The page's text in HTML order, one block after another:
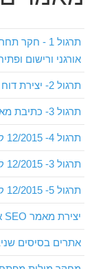
תרגול 1 -
אורגני ורישום
תרגול 2- יצירת דוח מחקר מילות מפתח
תרגול 3- כתיבת מאמר עבור קידום אתרים אורגני בגוגל
תרגול 4- 12/2015 קורס לימוד קידום אתרים אורגני וממומן
תרגול 3- 12/2015 קורס לימוד קידום אתרים אורגני וממומן
תרגול 5- 12/2015 קורס לימוד קידום אתרים אורגני וממומן
יצירת מאמר SEO איכותי לקידום אורגני
אתרים בסיסים